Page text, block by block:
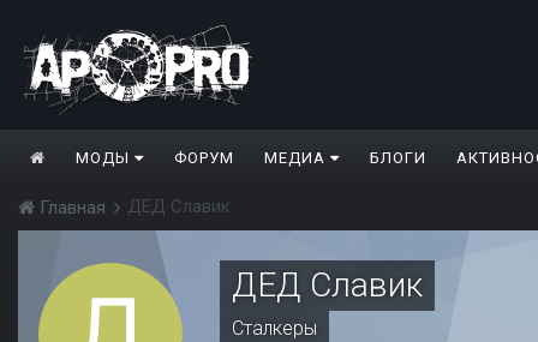
МОДЫ ФОРУМ МЕДИА БЛОГИ
Главная ДЕД Славик
ДЕД Славик
Сталкеры